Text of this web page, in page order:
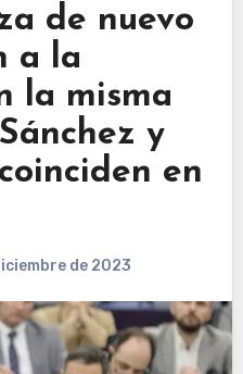
de nuevo
a la
la misma
y
en
de 2023